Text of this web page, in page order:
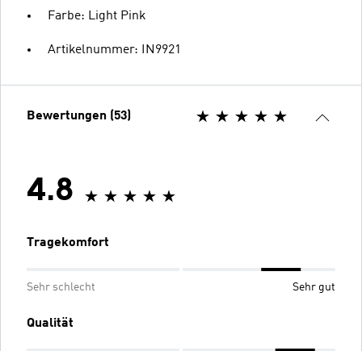
Farbe: Light Pink
Artikelnummer: IN9921
Bewertungen (53)
4.8
Tragekomfort
Sehr schlecht Sehr gut
Qualität